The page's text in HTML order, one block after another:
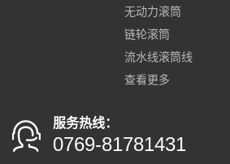
无动力滚筒
链轮滚筒
流水线滚筒线
查看更多
服务热线：
0769-81781431